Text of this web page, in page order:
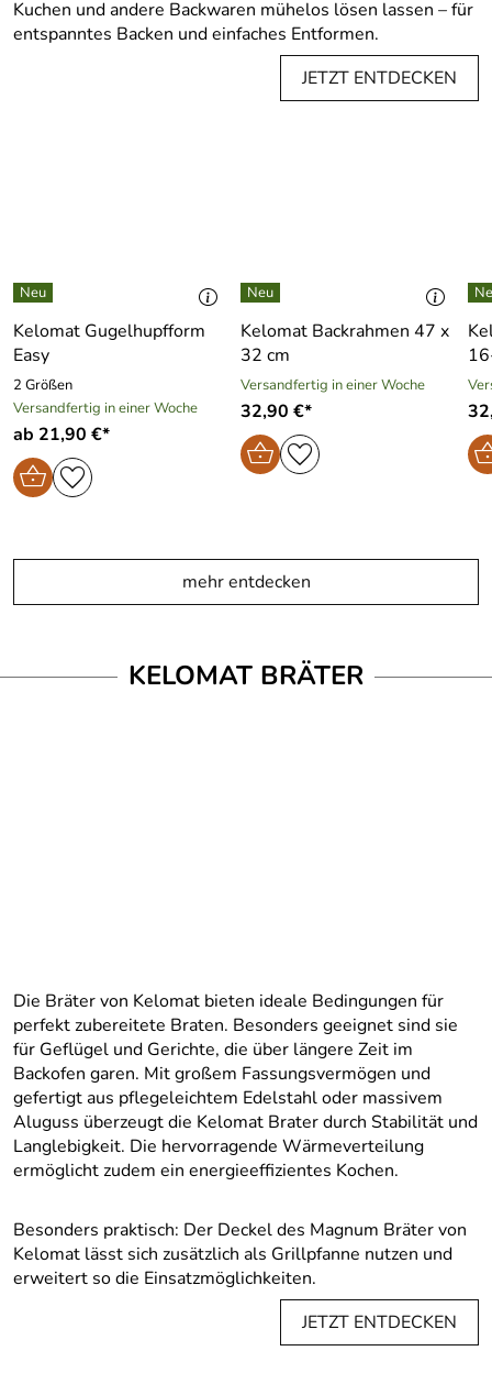
Kuchen und andere Backwaren mühelos lösen lassen – für
entspanntes Backen und einfaches Entformen.
JETZT ENTDECKEN
Kelomat Gugelhupfform
Easy
2 Größen
Versandfertig in einer Woche
ab 21,90 €*
Kelomat Backrahmen 47 x
32 cm
Versandfertig in einer Woche
32,90 €*
mehr entdecken
KELOMAT BRÄTER
Die Bräter von Kelomat bieten ideale Bedingungen für
perfekt zubereitete Braten. Besonders geeignet sind sie
für Geflügel und Gerichte, die über längere Zeit im
Backofen garen. Mit großem Fassungsvermögen und
gefertigt aus pflegeleichtem Edelstahl oder massivem
Aluguss überzeugt die Kelomat Brater durch Stabilität und
Langlebigkeit. Die hervorragende Wärmeverteilung
ermöglicht zudem ein energieeffizientes Kochen.
Besonders praktisch: Der Deckel des Magnum Bräter von
Kelomat lässt sich zusätzlich als Grillpfanne nutzen und
erweitert so die Einsatzmöglichkeiten.
JETZT ENTDECKEN